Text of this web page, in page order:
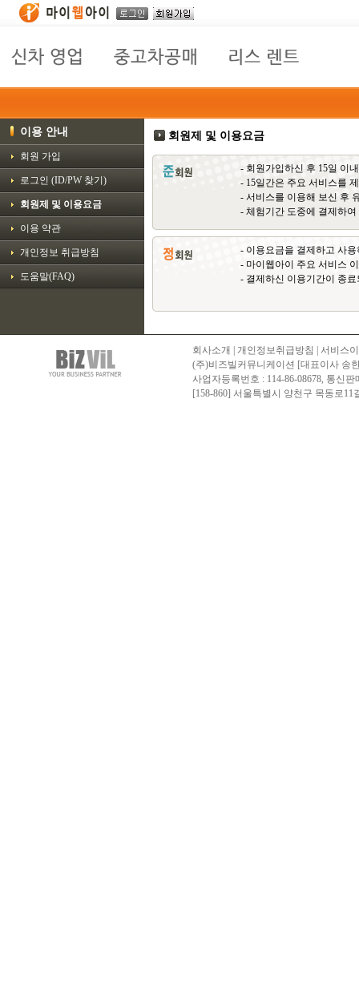
이용 안내
회원 가입
로그인 (ID/PW 찾기)
회원제 및 이용요금
이용 약관
개인정보 취급방침
도움말(FAQ)
회원제 및 이용요금
- 회원가입하신 후 15일 이
- 15일간은 주요 서비스를
- 서비스를 이용해 보신 후
- 체험기간 도중에 결제하
- 이용요금을 결제하고 사
- 마이웹아이 주요 서비스
- 결제하신 이용기간이 종
회사소개 개인정보취급방침
서비스
(주)비즈빌커뮤니케이션 [대표이사 송
사업자등록번호 : 114-86-08678, 통신
[158-860] 서울특별시 양천구 목동로11